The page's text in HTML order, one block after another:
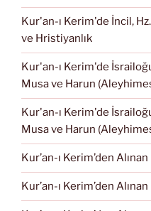
Kur'an-ı Kerim'de İncil,
ve Hristiyanlık
Kur'an-ı Kerim'de
Musa ve Harun
Kur'an-ı Kerim'de
Musa ve Harun
Kur’an-ı Kerim’den
Kur’an-ı Kerim’den